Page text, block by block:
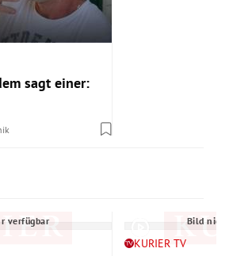
sagt einer:
verfügbar Bild
KURIER TV